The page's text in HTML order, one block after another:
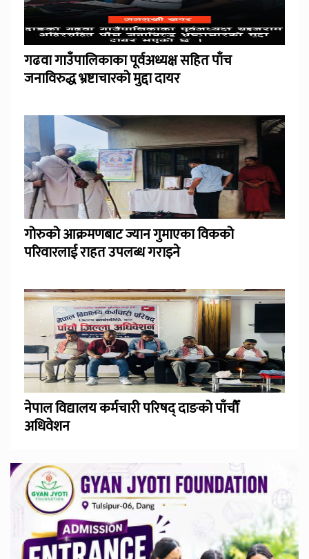
गढवा गाउँपालिकाका पूर्वअध्यक्ष सहित पाँच
जनाविरुद्ध भ्रष्टाचारको मुद्दा दायर
गोरुको आक्रमणबाट ज्यान गुमाएका विकको
परिवारलाई राहत उपलब्ध गराइने
नेपाल विद्यालय कर्मचारी परिषद् दाङको पाँचौँ
अधिवेशन